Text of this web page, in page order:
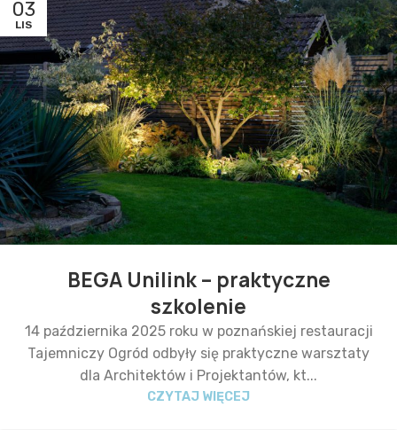
03
LIS
BEGA Unilink – praktyczne
szkolenie
14 października 2025 roku w poznańskiej restauracji
Tajemniczy Ogród odbyły się praktyczne warsztaty
dla Architektów i Projektantów, kt...
CZYTAJ WIĘCEJ